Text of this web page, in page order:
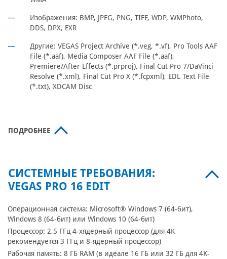
Изображения: BMP, JPEG, PNG, TIFF, WDP, WMPhoto,
DDS, DPX, EXR
Другие: VEGAS Project Archive (*.veg, *.vf), Pro Tools AAF
File (*.aaf), Media Composer AAF File (*.aaf),
Premiere/After Effects (*.prproj), Final Cut Pro 7/DaVinci
Resolve (*.xml), Final Cut Pro X (*.fcpxml), EDL Text File
(*.txt), XDCAM Disc
ПОДРОБНЕЕ
СИСТЕМНЫЕ ТРЕБОВАНИЯ:
VEGAS PRO 16 EDIT
Операционная система: Microsoft® Windows 7 (64-бит),
Windows 8 (64-бит) или Windows 10 (64-бит)
Процессор: 2,5 ГГц 4-хядерный процессор (для 4K
рекомендуется 3 ГГц и 8-ядерный процессор)
Рабочая память: 8 ГБ RAM (в идеале 16 ГБ или 32 ГБ для 4K-